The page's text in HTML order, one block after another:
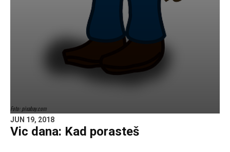
Foto: pixabay.com
JUN 19, 2018
Vic dana: Kad porasteš